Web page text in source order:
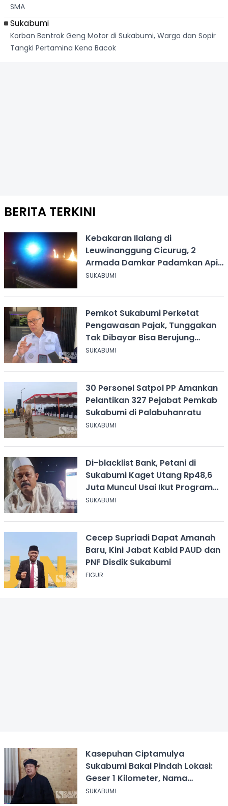
SMA
Sukabumi
Korban Bentrok Geng Motor di Sukabumi, Warga dan Sopir
Tangki Pertamina Kena Bacok
BERITA TERKINI
Kebakaran Ilalang di
Leuwinanggung Cicurug, 2
Armada Damkar Padamkan Api
Dalam 20 Menit
SUKABUMI
Pemkot Sukabumi Perketat
Pengawasan Pajak, Tunggakan
Tak Dibayar Bisa Berujung
Penutupan Usaha
SUKABUMI
30 Personel Satpol PP Amankan
Pelantikan 327 Pejabat Pemkab
Sukabumi di Palabuhanratu
SUKABUMI
Di-blacklist Bank, Petani di
Sukabumi Kaget Utang Rp48,6
Juta Muncul Usai Ikut Program
Singkong
SUKABUMI
Cecep Supriadi Dapat Amanah
Baru, Kini Jabat Kabid PAUD dan
PNF Disdik Sukabumi
FIGUR
Kasepuhan Ciptamulya
Sukabumi Bakal Pindah Lokasi:
Geser 1 Kilometer, Nama
Kampung Diganti
SUKABUMI